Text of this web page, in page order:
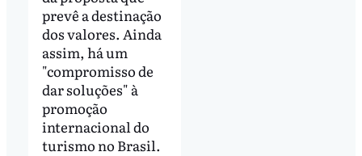
prevê a destinação
dos valores. Ainda
assim, há um
"compromisso de
dar soluções" à
promoção
internacional do
turismo no Brasil.